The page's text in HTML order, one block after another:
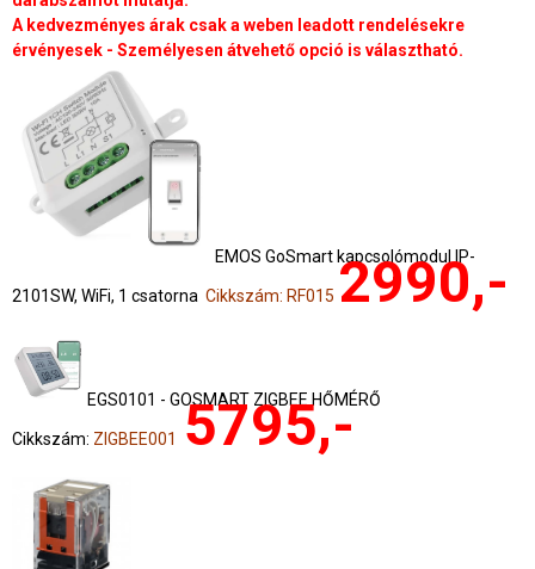
A kedvezményes árak csak a weben leadott rendelésekre
érvényesek - Személyesen átvehető opció is választható.
EMOS GoSmart kapcsolómodul IP-
2101SW, WiFi, 1 csatorna Cikkszám: RF015 2990,-
EGS0101 - GOSMART ZIGBEE HŐMÉRŐ
Cikkszám: ZIGBEE001 5795,-